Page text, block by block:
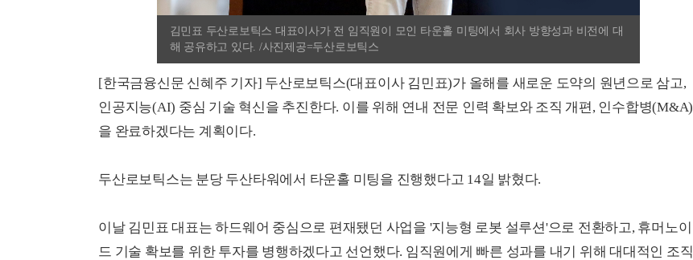
김민표 두산로보틱스 대표이사가 전 임직원이 모인 타운홀 미팅에서 회사 방향성과 비전에 대
해 공유하고 있다. /사진제공=두산로보틱스
[한국금융신문 신혜주 기자] 두산로보틱스(대표이사 김민표)가 올해를 새로운 도약의 원년으로 삼고,
인공지능(AI) 중심 기술 혁신을 추진한다. 이를 위해 연내 전문 인력 확보와 조직 개편, 인수합병(M&A)
을 완료하겠다는 계획이다.
두산로보틱스는 분당 두산타워에서 타운홀 미팅을 진행했다고 14일 밝혔다.
이날 김민표 대표는 하드웨어 중심으로 편재됐던 사업을 '지능형 로봇 설루션'으로 전환하고, 휴머노이
드 기술 확보를 위한 투자를 병행하겠다고 선언했다. 임직원에게 빠른 성과를 내기 위해 대대적인 조직